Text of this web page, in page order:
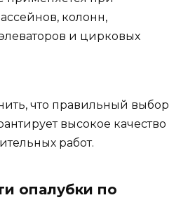
колонн,
и цирковых
что правильный выбор
высокое качество
работ.
опалубки по